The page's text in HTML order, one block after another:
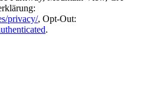
privacy/, Opt-Out:
.